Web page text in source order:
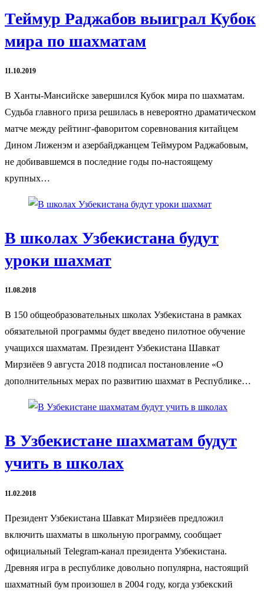
Теймур Раджабов выиграл Кубок
мира по шахматам
11.10.2019
В Ханты-Мансийске завершился Кубок мира по шахматам.
Судьба главного приза решилась в невероятно драматическом
матче между рейтинг-фаворитом соревнования китайцем
Дином Лиженэм и азербайджанцем Теймуром Раджабовым,
не добивавшемся в последние годы по-настоящему
крупных…
В школах Узбекистана будут
уроки шахмат
11.08.2018
В 150 общеобразовательных школах Узбекистана в рамках
обязательной программы будет введено пилотное обучение
учащихся шахматам. Президент Узбекистана Шавкат
Мирзиёев 9 августа 2018 подписал постановление «О
дополнительных мерах по развитию шахмат в Республике…
В Узбекистане шахматам будут
учить в школах
11.02.2018
Президент Узбекистана Шавкат Мирзиёев предложил
включить шахматы в школьную программу, сообщает
официальный Telegram-канал президента Узбекистана.
Древняя игра в республике довольно популярна, настоящий
шахматный бум произошел в 2004 году, когда узбекский